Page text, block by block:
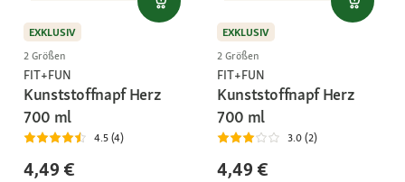
EXKLUSIV
2 Größen
FIT+FUN
Kunststoffnapf Herz
700 ml
4.5 (4)
4,49 €
EXKLUSIV
2 Größen
FIT+FUN
Kunststoffnapf Herz
700 ml
3.0 (2)
4,49 €